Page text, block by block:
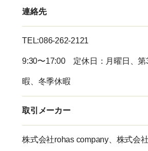
連絡先
TEL:086-262-2121
9:30〜17:00 定休日：月曜日、第
暇、冬季休暇
取引メーカー
株式会社rohas company、株式会